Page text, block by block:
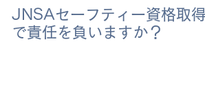
JNSAセーフティー資格取
で責任を負いますか？